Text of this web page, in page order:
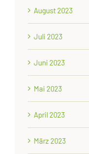
August 2023
Juli 2023
Juni 2023
Mai 2023
April 2023
März 2023